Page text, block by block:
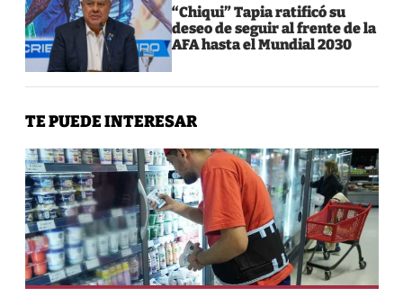
“Chiqui” Tapia ratificó su
deseo de seguir al frente de la
AFA hasta el Mundial 2030
TE PUEDE INTERESAR